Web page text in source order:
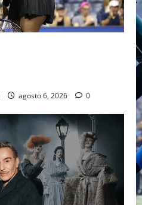
agosto 6, 2026 0